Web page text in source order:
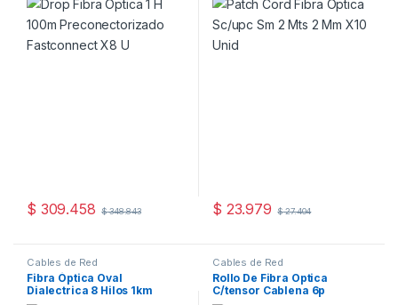
$ 309.458 $348.843 $ 23.979 $27.404
Cables de Red
Fibra Óptica Oval
Dialectrica 8 Hilos 1km
Cables de Red
Rollo De Fibra Optica
C/tensor Cablena 6p